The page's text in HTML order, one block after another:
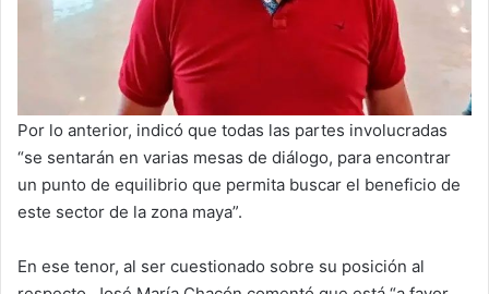
Por lo anterior, indicó que todas las partes involucradas
“se sentarán en varias mesas de diálogo, para encontrar
un punto de equilibrio que permita buscar el beneficio de
este sector de la zona maya”.
En ese tenor, al ser cuestionado sobre su posición al